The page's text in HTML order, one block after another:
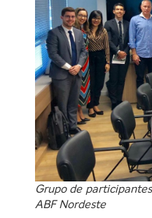
Grupo de
ABF Nordeste